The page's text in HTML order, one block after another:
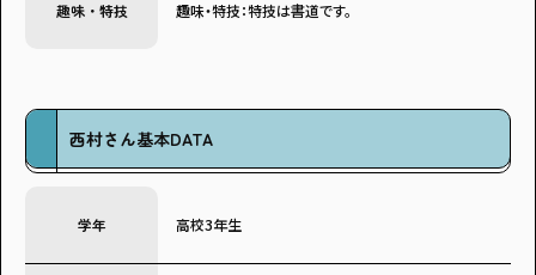
趣味・特技 趣味・特技：特技は書道です。
西村さん基本DATA
学年 高校3年生